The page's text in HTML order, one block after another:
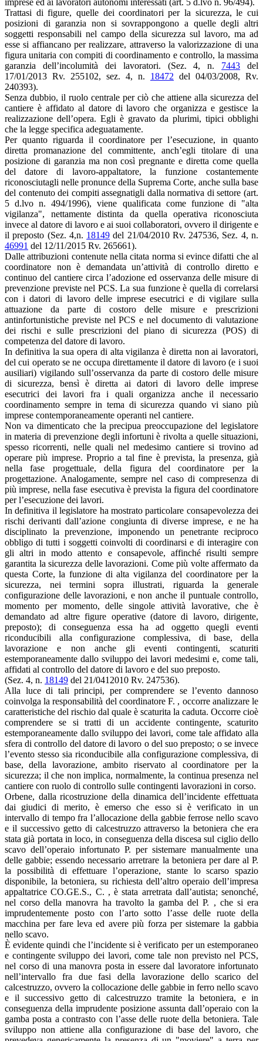
Trattasi di figure, quelle dei coordinatori per la sicurezza, le cui
posizioni di garanzia non si sovrappongono a quelle degli altri
soggetti responsabili nel campo della sicurezza sul lavoro, ma ad
esse si affiancano per realizzare, attraverso la valorizzazione di una
figura unitaria con compiti di coordinamento e controllo, la massima
garanzia dell’incolumità dei lavoratori. (Sez. 4, n. 7443 del
17/01/2013 Rv. 255102, sez. 4, n. 18472 del 04/03/2008, Rv.
240393).
Senza dubbio, il ruolo centrale per ciò che attiene alla sicurezza del
cantiere è affidato al datore di lavoro che organizza e gestisce la
realizzazione dell’opera. Egli è gravato da plurimi, tipici obblighi
che la legge specifica adeguatamente.
Per quanto riguarda il coordinatore per l’esecuzione, in quanto
diretta promanazione del committente, anch’egli titolare di una
posizione di garanzia ma non così pregnante e diretta come quella
del datore di lavoro-appaltatore, la funzione costantemente
riconosciutagli nelle pronunce della Suprema Corte, anche sulla base
del contenuto dei compiti assegnatigli dalla normativa di settore (art.
5 d.lvo n. 494/1996), viene qualificata come funzione di "alta
vigilanza", nettamente distinta da quella operativa riconosciuta
invece al datore di lavoro e ai suoi collaboratori, ovvero il dirigente e
il preposto (Sez. 4,n. 18149 del 21/04/2010 Rv. 247536, Sez. 4, n.
46991 del 12/11/2015 Rv. 265661).
Dalle attribuzioni contenute nella citata norma si evince difatti che al
coordinatore non è demandata un’attività di controllo diretto e
continuo del cantiere circa l’adozione ed osservanza delle misure di
prevenzione previste nel PCS. La sua funzione è quella di correlarsi
con i datori di lavoro delle imprese esecutrici e di vigilare sulla
attuazione da parte di costoro delle misure e prescrizioni
antinfortunistiche previste nel PCS e nel documento di valutazione
dei rischi e sulle prescrizioni del piano di sicurezza (POS) di
competenza del datore di lavoro.
In definitiva la sua opera di alta vigilanza è diretta non ai lavoratori,
del cui operato se ne occupa direttamente il datore di lavoro (e i suoi
ausiliari) vigilando sull’osservanza da parte di costoro delle misure
di sicurezza, bensì è diretta ai datori di lavoro delle imprese
esecutrici dei lavori fra i quali organizza anche il necessario
coordinamento sempre in tema di sicurezza quando vi siano più
imprese contemporaneamente operanti nel cantiere.
Non va dimenticato che la precipua preoccupazione del legislatore
in materia di prevenzione degli infortuni è rivolta a quelle situazioni,
spesso ricorrenti, nelle quali nel medesimo cantiere si trovino ad
operare più imprese. Proprio a tal fine è prevista, la presenza, già
nella fase progettuale, della figura del coordinatore per la
progettazione. Analogamente, sempre nel caso di compresenza di
più imprese, nella fase esecutiva è prevista la figura del coordinatore
per l’esecuzione dei lavori.
In definitiva il legislatore ha mostrato particolare consapevolezza dei
rischi derivanti dall’azione congiunta di diverse imprese, e ne ha
disciplinato la prevenzione, imponendo un penetrante reciproco
obbligo di tutti i soggetti coinvolti di coordinarsi e di interagire con
gli altri in modo attento e consapevole, affinché risulti sempre
garantita la sicurezza delle lavorazioni. Come più volte affermato da
questa Corte, la funzione di alta vigilanza del coordinatore per la
sicurezza, nei termini sopra illustrati, riguarda la generale
configurazione delle lavorazioni, e non anche il puntuale controllo,
momento per momento, delle singole attività lavorative, che è
demandato ad altre figure operative (datore di lavoro, dirigente,
preposto); di conseguenza essa ha ad oggetto quegli eventi
riconducibili alla configurazione complessiva, di base, della
lavorazione e non anche gli eventi contingenti, scaturiti
estemporaneamente dallo sviluppo dei lavori medesimi e, come tali,
affidati al controllo del datore di lavoro e del suo preposto.
(Sez. 4, n. 18149 del 21/0412010 Rv. 247536).
Alla luce di tali principi, per comprendere se l’evento dannoso
coinvolga la responsabilità del coordinatore F. , occorre analizzare le
caratteristiche del rischio dal quale è scaturita la caduta. Occorre cioè
comprendere se si tratti di un accidente contingente, scaturito
estemporaneamente dallo sviluppo dei lavori, come tale affidato alla
sfera di controllo del datore di lavoro o del suo preposto; o se invece
l’evento stesso sia riconducibile alla configurazione complessiva, di
base, della lavorazione, ambito riservato al coordinatore per la
sicurezza; il che non implica, normalmente, la continua presenza nel
cantiere con ruolo di controllo sulle contingenti lavorazioni in corso.
Orbene, dalla ricostruzione della dinamica dell’incidente effettuata
dai giudici di merito, è emerso che esso si è verificato in un
intervallo di tempo fra l’allocazione della gabbie ferrose nello scavo
e il successivo getto di calcestruzzo attraverso la betoniera che era
stata già portata in loco, in conseguenza della discesa sul ciglio dello
scavo dell’operaio infortunato P. per sistemare manualmente una
delle gabbie; essendo necessario arretrare la betoniera per dare al P.
la possibilità di effettuare l’operazione, stante lo scarso spazio
disponibile, la betoniera, su richiesta dell’altro operaio dell’impresa
appaltatrice CO.GE.S., C. , è stata arretrata dall’autista; senonché,
nel corso della manovra ha travolto la gamba del P. , che si era
imprudentemente posto con l’arto sotto l’asse delle ruote della
macchina per fare leva ed avere più forza per sistemare la gabbia
nello scavo.
È evidente quindi che l’incidente si è verificato per un estemporaneo
e contingente sviluppo dei lavori, come tale non previsto nel PCS,
nel corso di una manovra posta in essere dal lavoratore infortunato
nell’intervallo fra due fasi della lavorazione dello scarico del
calcestruzzo, ovvero la collocazione delle gabbie in ferro nello scavo
e il successivo getto di calcestruzzo tramite la betoniera, e in
conseguenza della imprudente posizione assunta dall’operaio con la
gamba posta a contrasto con l’asse delle ruote della betoniera. Tale
sviluppo non attiene alla configurazione di base del lavoro, che